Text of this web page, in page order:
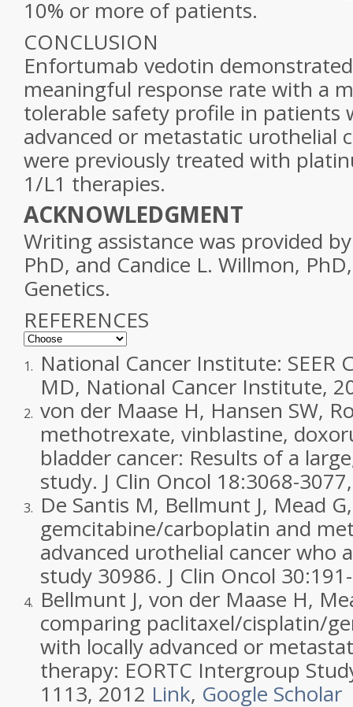
10% or more of patients.
CONCLUSION
Enfortumab vedotin
meaningful response rate with a
tolerable safety profile in patients
advanced or metastatic urothelial
were previously treated with
1/L1 therapies.
ACKNOWLEDGMENT
Writing assistance was provided
PhD, and Candice L. Willmon,
Genetics.
REFERENCES
1. National Cancer Institute: SEER
MD, National Cancer Institute,
2. von der Maase H, Hansen SW,
methotrexate, vinblastine,
bladder cancer: Results of a
study. J Clin Oncol 18:3068-
3. De Santis M, Bellmunt J, Mead
gemcitabine/carboplatin and
advanced urothelial cancer who
study 30986. J Clin Oncol
4. Bellmunt J, von der Maase H,
comparing paclitaxel/cisplatin/
with locally advanced or
therapy: EORTC Intergroup
1113, 2012 Link, Google Scholar